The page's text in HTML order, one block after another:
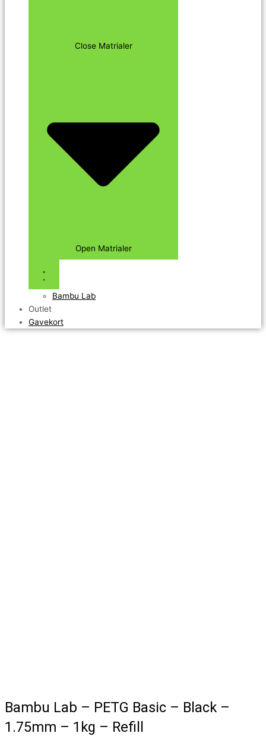
Close Matrialer
Open Matrialer
Bambu Lab
Outlet
Gavekort
Bambu Lab – PETG Basic – Black –
1.75mm – 1kg – Refill